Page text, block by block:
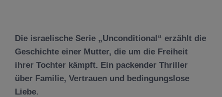
Die israelische Serie „Unconditional“ erzählt die
Geschichte einer Mutter, die um die Freiheit
ihrer Tochter kämpft. Ein packender Thriller
über Familie, Vertrauen und bedingungslose
Liebe.